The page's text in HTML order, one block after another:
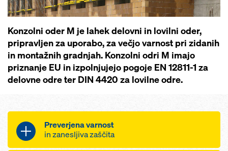
Konzolni oder M je lahek delovni in lovilni oder,
pripravljen za uporabo, za večjo varnost pri zidanih
in montažnih gradnjah. Konzolni odri M imajo
priznanje EU in izpolnjujejo pogoje EN 12811-1 za
delovne odre ter DIN 4420 za lovilne odre.
Preverjena varnost
in zanesljiva zaščita